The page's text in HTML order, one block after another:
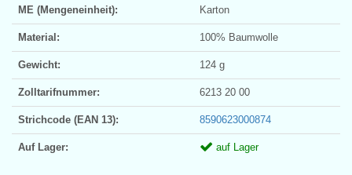
ME (Mengeneinheit): Karton
Material: 100% Baumwolle
Gewicht: 124 g
Zolltarifnummer: 6213 20 00
Strichcode (EAN 13): 8590623000874
Auf Lager: auf Lager